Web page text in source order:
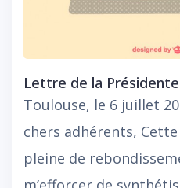
Lettre de la Présidente
Toulouse, le 6 juillet
chers adhérents, Cette
pleine de